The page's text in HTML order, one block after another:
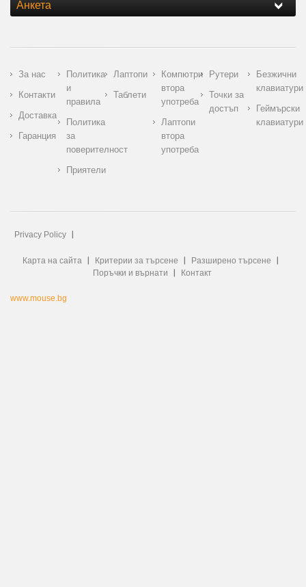
Анкета
За нас
Контакти
Доставка
Гаранция
Политика
и
правила
Политика
за
поверителност
Приятели
Лаптопи
Таблети
Компютри
втора
употреба
Лаптопи
втора
употреба
Рутери
Точки за
достъп
Безжични
клавиатури
Геймърски
клавиатури
Privacy Policy
Карта на сайта Критерии за търсене
Разширено търсене
Поръчки и върнати
Контакт
www.mouse.bg